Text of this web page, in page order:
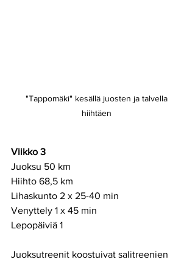
"Tappomäki" kesällä juosten ja talvella
hiihtäen
Viikko 3
Juoksu 50 km
Hiihto 68,5 km
Lihaskunto 2 x 25-40 min
Venyttely 1 x 45 min
Lepopäiviä 1
Juoksutreenit koostuivat salitreenien